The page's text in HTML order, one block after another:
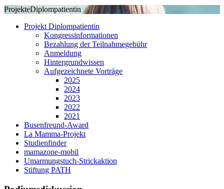
ProjekteDiplompatientin
Projekt Diplompatientin
Kongressinformationen
Bezahlung der Teilnahmegebühr
Anmeldung
Hintergrundwissen
Aufgezeichnete Vorträge
2025
2024
2023
2022
2021
Busenfreund-Award
La Mamma-Projekt
Studienfinder
mamazone-mobil
Umarmungstuch-Strickaktion
Stiftung PATH